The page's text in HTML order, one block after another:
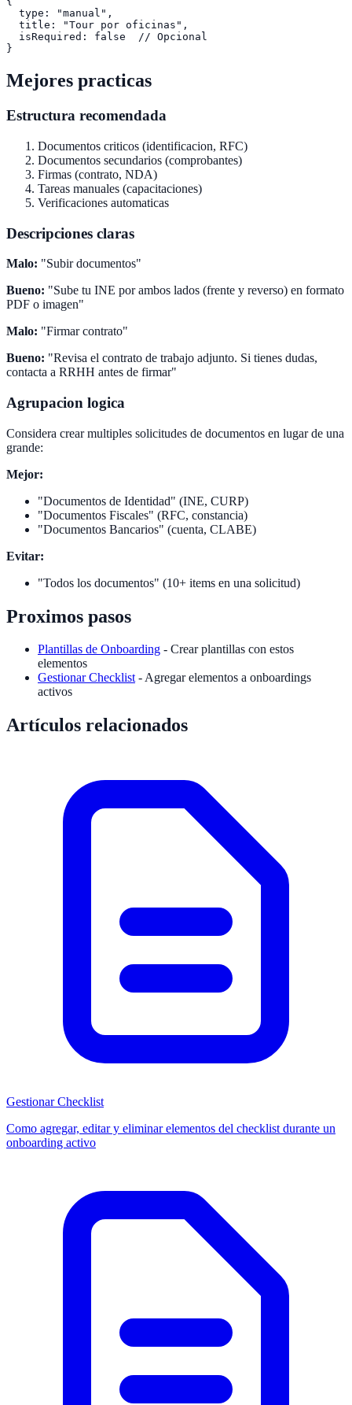
  type: "manual",
  title: "Tour por oficinas",
  isRequired: false  // Opcional
Mejores practicas
Estructura recomendada
Documentos criticos (identificacion, RFC)
Documentos secundarios (comprobantes)
Firmas (contrato, NDA)
Tareas manuales (capacitaciones)
Verificaciones automaticas
Descripciones claras
Malo: "Subir documentos"
Bueno: "Sube tu INE por ambos lados (frente y reverso) en formato
PDF o imagen"
Malo: "Firmar contrato"
Bueno: "Revisa el contrato de trabajo adjunto. Si tienes dudas,
contacta a RRHH antes de firmar"
Agrupacion logica
Considera crear multiples solicitudes de documentos en lugar de una
grande:
Mejor:
"Documentos de Identidad" (INE, CURP)
"Documentos Fiscales" (RFC, constancia)
"Documentos Bancarios" (cuenta, CLABE)
Evitar:
"Todos los documentos" (10+ items en una solicitud)
Proximos pasos
Plantillas de Onboarding - Crear plantillas con estos
elementos
Gestionar Checklist- Agregar elementos a onboardings
activos
Artículos relacionados
Gestionar Checklist
Como agregar, editar y eliminar elementos del checklist durante un
onboarding activo